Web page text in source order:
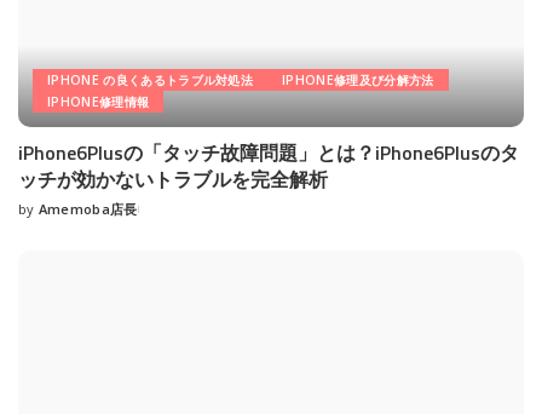
IPHONE の良くあるトラブル対処法
IPHONE修理及び分解方法
IPHONE修理情報
iPhone6Plusの「タッチ故障問題」とは？iPhone6Plusのタ
ッチが効かないトラブルを完全解析
Posted
by Amemoba店長